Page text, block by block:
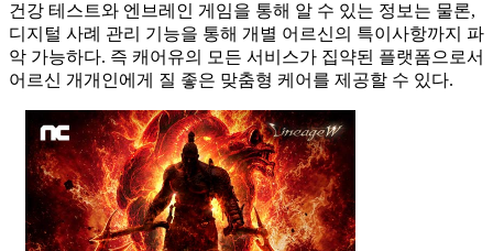
건강 테스트와 엔브레인 게임을 통해 알 수 있는 정보는 물론,
디지털 사례 관리 기능을 통해 개별 어르신의 특이사항까지 파
악 가능하다. 즉 캐어유의 모든 서비스가 집약된 플랫폼으로서
어르신 개개인에게 질 좋은 맞춤형 케어를 제공할 수 있다.